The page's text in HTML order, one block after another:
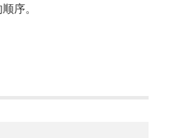
序。